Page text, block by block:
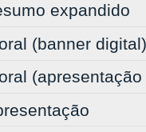
expandido
(banner digital)
(apresentação